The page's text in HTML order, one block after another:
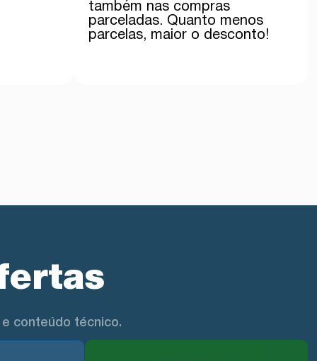
também nas compras
parceladas. Quanto menos
parcelas, maior o desconto!
conteúdo técnico.